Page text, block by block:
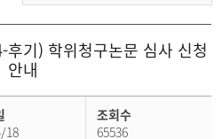
기) 학위청구논문 심사 신청
안내
18
조회수
65536